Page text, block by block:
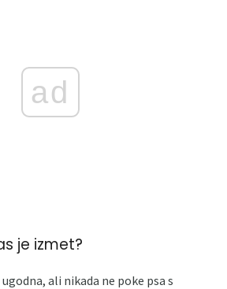
ad
je izmet?
ali nikada ne poke psa s